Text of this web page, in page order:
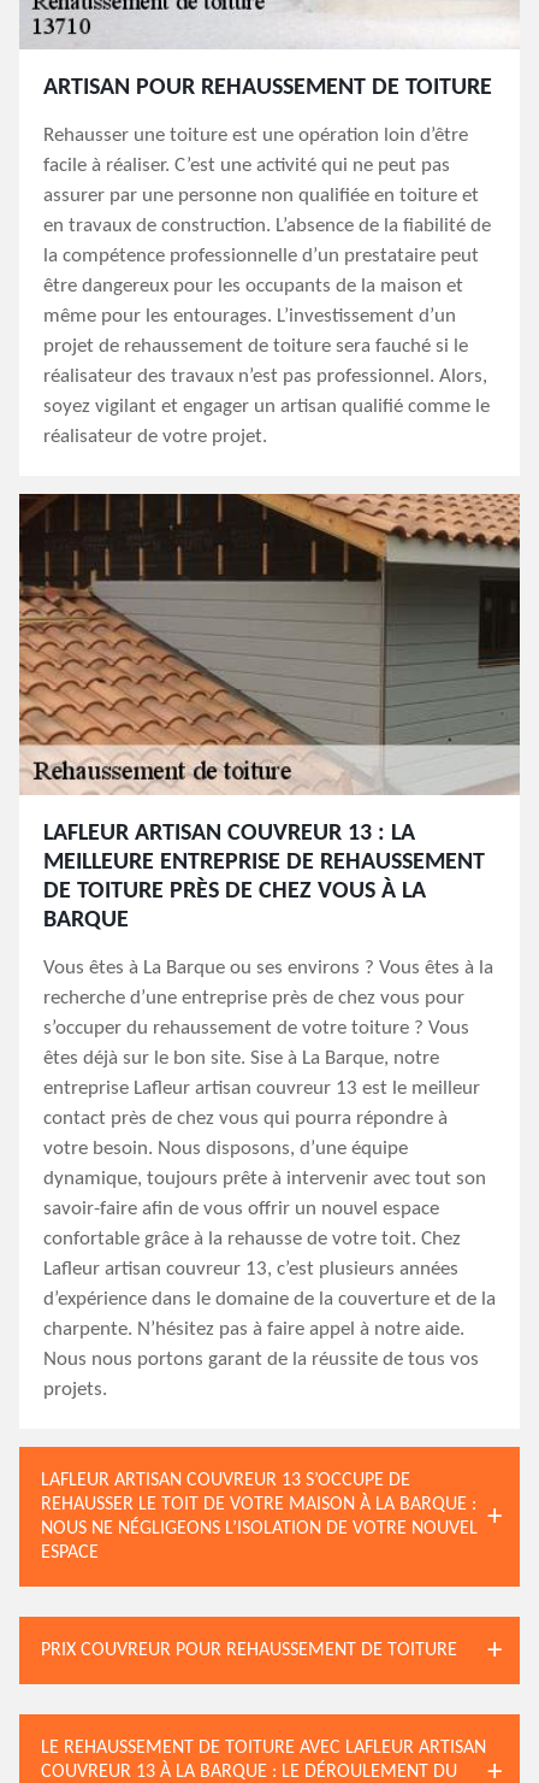
ARTISAN POUR REHAUSSEMENT DE TOITURE
Rehausser une toiture est une opération loin d’être
facile à réaliser. C’est une activité qui ne peut pas
assurer par une personne non qualifiée en toiture et
en travaux de construction. L’absence de la fiabilité de
la compétence professionnelle d’un prestataire peut
être dangereux pour les occupants de la maison et
même pour les entourages. L’investissement d’un
projet de rehaussement de toiture sera fauché si le
réalisateur des travaux n’est pas professionnel. Alors,
soyez vigilant et engager un artisan qualifié comme le
réalisateur de votre projet.
LAFLEUR ARTISAN COUVREUR 13 : LA
MEILLEURE ENTREPRISE DE REHAUSSEMENT
DE TOITURE PRÈS DE CHEZ VOUS À LA
BARQUE
Vous êtes à La Barque ou ses environs ? Vous êtes à la
recherche d’une entreprise près de chez vous pour
s’occuper du rehaussement de votre toiture ? Vous
êtes déjà sur le bon site. Sise à La Barque, notre
entreprise Lafleur artisan couvreur 13 est le meilleur
contact près de chez vous qui pourra répondre à
votre besoin. Nous disposons, d’une équipe
dynamique, toujours prête à intervenir avec tout son
savoir-faire afin de vous offrir un nouvel espace
confortable grâce à la rehausse de votre toit. Chez
Lafleur artisan couvreur 13, c’est plusieurs années
d’expérience dans le domaine de la couverture et de la
charpente. N’hésitez pas à faire appel à notre aide.
Nous nous portons garant de la réussite de tous vos
projets.
LAFLEUR ARTISAN COUVREUR 13 S’OCCUPE DE
REHAUSSER LE TOIT DE VOTRE MAISON À LA BARQUE :
NOUS NE NÉGLIGEONS L’ISOLATION DE VOTRE NOUVEL
ESPACE
PRIX COUVREUR POUR REHAUSSEMENT DE TOITURE
LE REHAUSSEMENT DE TOITURE AVEC LAFLEUR ARTISAN
COUVREUR 13 À LA BARQUE : LE DÉROULEMENT DU